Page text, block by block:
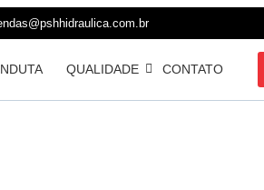
QUALIDADE CONTATO